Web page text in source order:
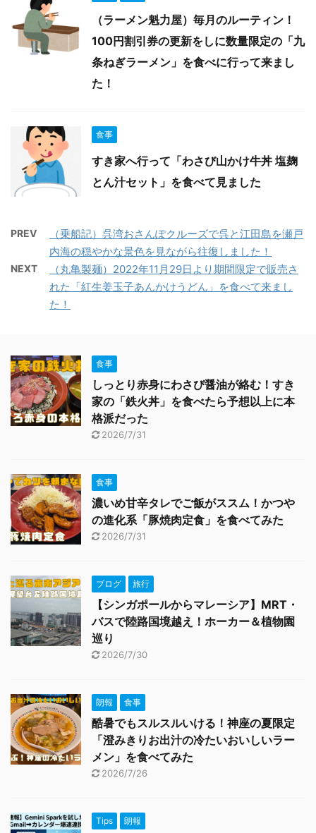
（ラーメン魁力屋）毎月のルーティン！
100円割引券の更新をしに数量限定の「九
条ねぎラーメン」を食べに行って来まし
た！
食事
すき家へ行って「わさび山かけ牛丼 塩麹
とん汁セット」を食べて見ました
PREV
（乗船記）呉湾おさんぽクルーズで呉と江田島を瀬戸
内海の穏やかな景色を見ながら往復しました！
NEXT
（丸亀製麺）2022年11月29日より期間限定で販売さ
れた「紅生姜玉子あんかけうどん」を食べて来まし
た！
食事
しっとり赤身にわさび醤油が絡む！すき
家の「鉄火丼」を食べたら予想以上に本
格派だった
2026/7/31
食事
濃いめ甘辛タレでご飯がススム！かつや
の進化系「豚焼肉定食」を食べてみた
2026/7/31
ブログ 旅行
【シンガポールからマレーシア】MRT・
バスで陸路国境越え！ホーカー＆植物園
巡り
2026/7/30
朗報 食事
酷暑でもスルスルいける！神座の夏限定
「澄みきりお出汁の冷たいおいしいラー
メン」を食べてみた
2026/7/26
Tips 朗報